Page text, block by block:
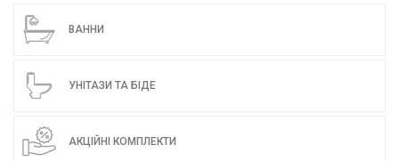
ВАННИ
УНІТАЗИ ТА БІДЕ
АКЦІЙНІ КОМПЛЕКТИ